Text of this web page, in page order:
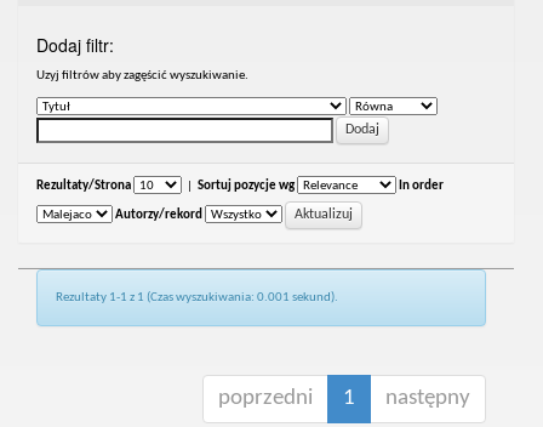
Dodaj filtr:
Uzyj filtrów aby zagęścić wyszukiwanie.
Rezultaty/Strona Sortuj pozycje wg In order
Autorzy/rekord
Rezultaty 1-1 z 1 (Czas wyszukiwania: 0.001 sekund).
poprzedni 1 następny